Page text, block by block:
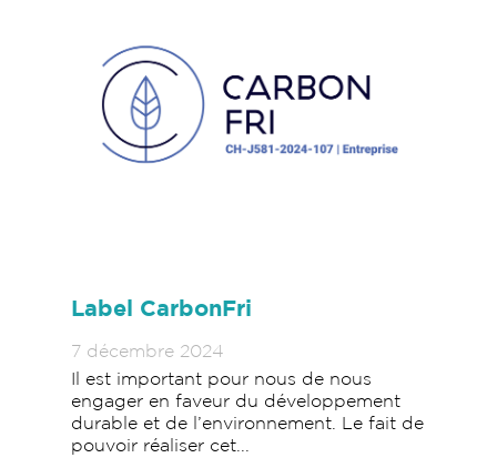
Label CarbonFri
7 décembre 2024
Il est important pour nous de nous
engager en faveur du développement
durable et de l’environnement. Le fait de
pouvoir réaliser cet...